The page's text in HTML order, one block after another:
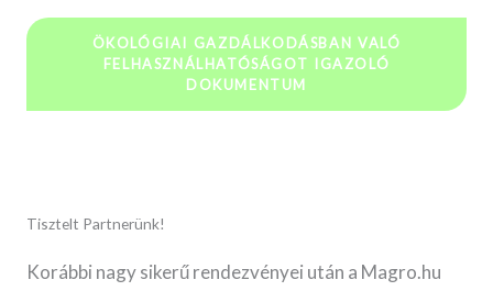
ÖKOLÓGIAI GAZDÁLKODÁSBAN VALÓ
FELHASZNÁLHATÓSÁGOT IGAZOLÓ
DOKUMENTUM
Tisztelt Partnerünk!
Korábbi nagy sikerű rendezvényei után a Magro.hu